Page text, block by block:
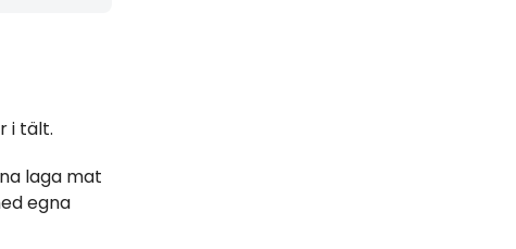
i tält.
laga mat
egna